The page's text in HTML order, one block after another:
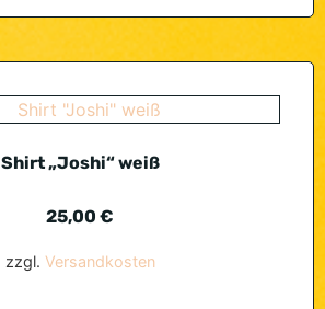
Shirt „Joshi“ weiß
25,00 €
zzgl. Versandkosten